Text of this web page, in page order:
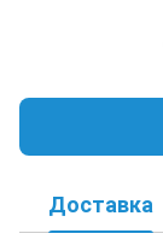
Доставка